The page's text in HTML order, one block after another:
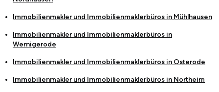
Immobilienmakler und Immobilienmaklerbüros in Mühlhausen
Immobilienmakler und Immobilienmaklerbüros in
Wernigerode
Immobilienmakler und Immobilienmaklerbüros in Osterode
Immobilienmakler und Immobilienmaklerbüros in Northeim